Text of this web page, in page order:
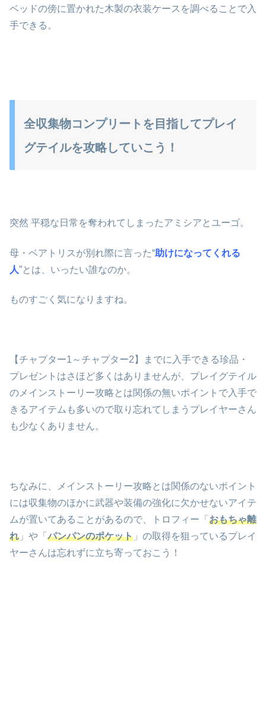
ベッドの傍に置かれた木製の衣装ケースを調べることで入
手できる。
全収集物コンプリートを目指してプレイ
グテイルを攻略していこう！
突然 平穏な日常を奪われてしまったアミシアとユーゴ。
母・ベアトリスが別れ際に言った“助けになってくれる
人”とは、いったい誰なのか。
ものすごく気になりますね。
【チャプター1～チャプター2】までに入手できる珍品・
プレゼントはさほど多くはありませんが、プレイグテイル
のメインストーリー攻略とは関係の無いポイントで入手で
きるアイテムも多いので取り忘れてしまうプレイヤーさん
も少なくありません。
ちなみに、メインストーリー攻略とは関係のないポイント
には収集物のほかに武器や装備の強化に欠かせないアイテ
ムが置いてあることがあるので、トロフィー「 おもちゃ離
れ 」や「 パンパンのポケット 」の取得を狙っているプレイ
ヤーさんは忘れずに立ち寄っておこう！